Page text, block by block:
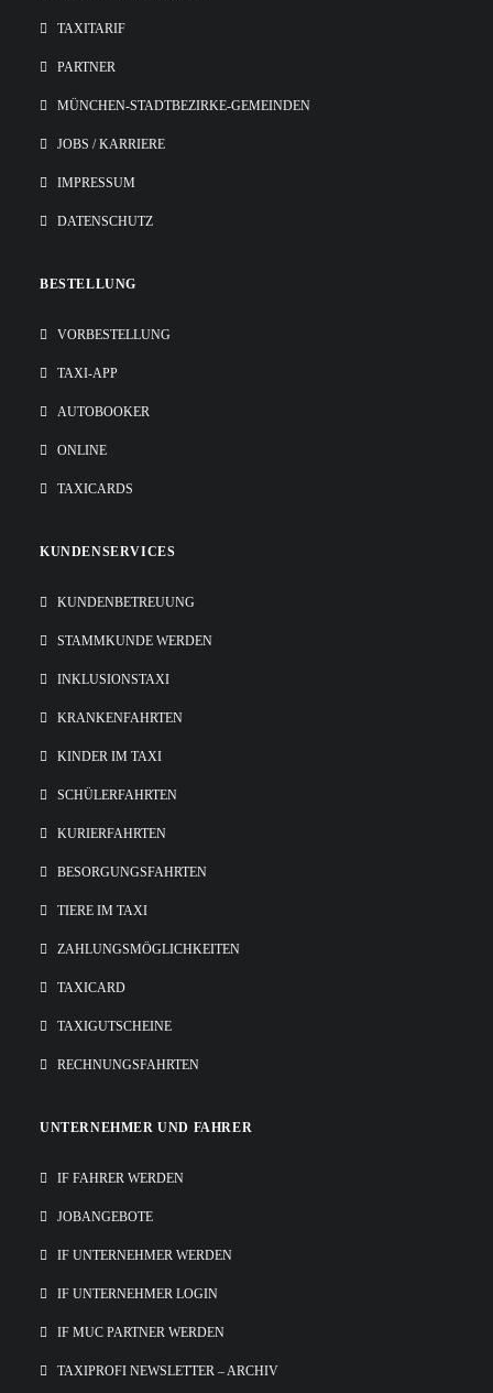
TAXITARIF
PARTNER
MÜNCHEN-STADTBEZIRKE-GEMEINDEN
JOBS / KARRIERE
IMPRESSUM
DATENSCHUTZ
BESTELLUNG
VORBESTELLUNG
TAXI-APP
AUTOBOOKER
ONLINE
TAXICARDS
KUNDENSERVICES
KUNDENBETREUUNG
STAMMKUNDE WERDEN
INKLUSIONSTAXI
KRANKENFAHRTEN
KINDER IM TAXI
SCHÜLERFAHRTEN
KURIERFAHRTEN
BESORGUNGSFAHRTEN
TIERE IM TAXI
ZAHLUNGSMÖGLICHKEITEN
TAXICARD
TAXIGUTSCHEINE
RECHNUNGSFAHRTEN
UNTERNEHMER UND FAHRER
IF FAHRER WERDEN
JOBANGEBOTE
IF UNTERNEHMER WERDEN
IF UNTERNEHMER LOGIN
IF MUC PARTNER WERDEN
TAXIPROFI NEWSLETTER – ARCHIV